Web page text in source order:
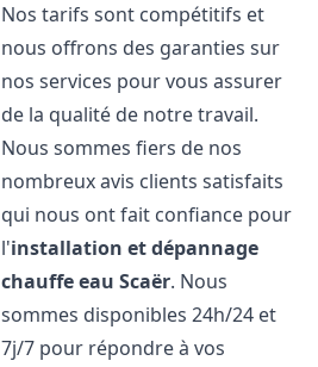
Nos tarifs sont compétitifs et
nous offrons des garanties sur
nos services pour vous assurer
de la qualité de notre travail.
Nous sommes fiers de nos
nombreux avis clients satisfaits
qui nous ont fait confiance pour
l'installation et dépannage
chauffe eau Scaër. Nous
sommes disponibles 24h/24 et
7j/7 pour répondre à vos